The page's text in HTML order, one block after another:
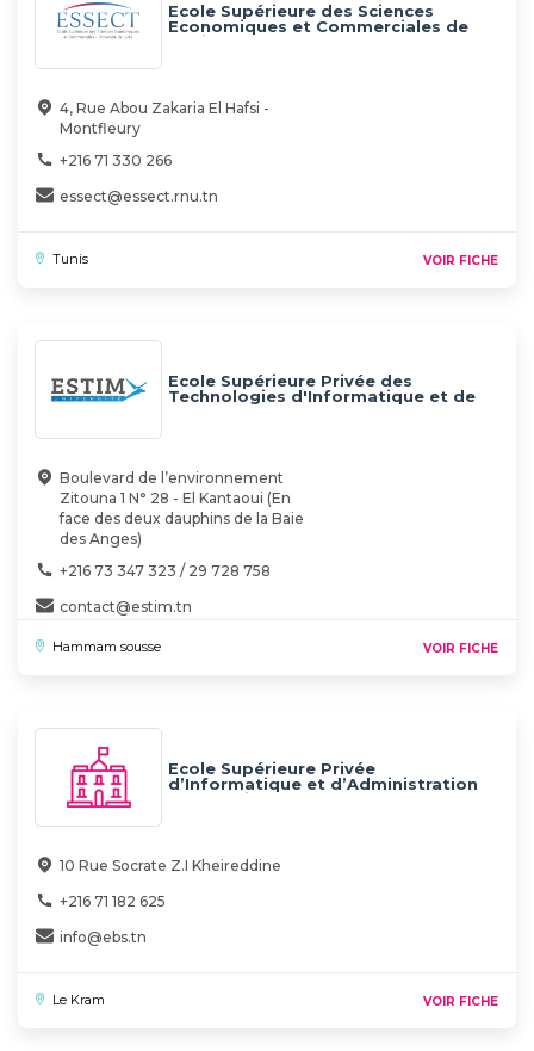
Ecole Supérieure des Sciences
Economiques et Commerciales de
Tunis (ESSECT)
4, Rue Abou Zakaria El Hafsi -
Montfleury
+216 71 330 266
essect@essect.rnu.tn
Tunis VOIR FICHE
Ecole Supérieure Privée des
Technologies d'Informatique et de
Boulevard de l’environnement
Zitouna 1 N° 28 - El Kantaoui (En
face des deux dauphins de la Baie
des Anges)
+216 73 347 323 / 29 728 758
contact@estim.tn
Hammam sousse VOIR FICHE
Ecole Supérieure Privée
d’Informatique et d’Administration
des Affaires
10 Rue Socrate Z.I Kheireddine
+216 71 182 625
info@ebs.tn
Le Kram VOIR FICHE